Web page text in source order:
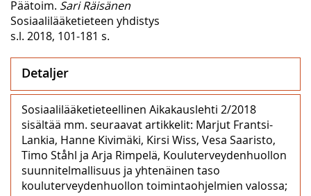
Päätoim. Sari Räisänen
Sosiaalilääketieteen yhdistys
s.l. 2018, 101-181 s.
Detaljer
Sosiaalilääketieteellinen Aikakauslehti 2/2018
sisältää mm. seuraavat artikkelit: Marjut Frantsi-
Lankia, Hanne Kivimäki, Kirsi Wiss, Vesa Saaristo,
Timo Ståhl ja Arja Rimpelä, Kouluterveydenhuollon
suunnitelmallisuus ja yhtenäinen taso
kouluterveydenhuollon toimintaohjelmien valossa;